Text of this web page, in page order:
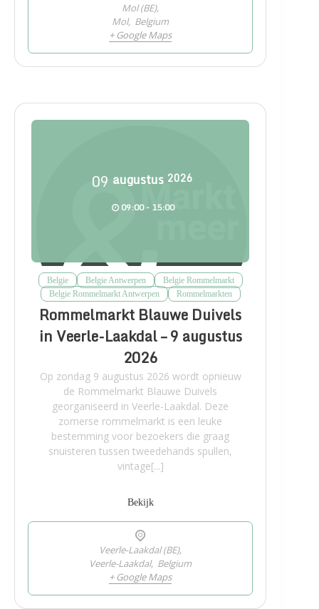
Mol (BE),
Mol, Belgium
+ Google Maps
09 augustus 2026
09:00 - 15:00
Belgie Belgie Antwerpen
Belgie Rommelmarkt
Belgie Rommelmarkt Antwerpen
Rommelmarkten
Rommelmarkt Blauwe Duivels
in Veerle-Laakdal – 9 augustus
2026
Op zondag 9 augustus 2026 wordt opnieuw
de Rommelmarkt Blauwe Duivels
georganiseerd in Veerle-Laakdal. Deze
zomerse rommelmarkt is een leuke
bestemming voor bezoekers die graag
snuisteren tussen tweedehands spullen,
vintage[...]
Bekijk
Veerle-Laakdal (BE),
Veerle-Laakdal, Belgium
+ Google Maps